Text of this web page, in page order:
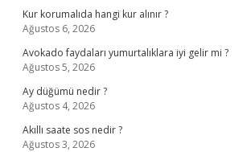
Kur korumalıda hangi kur alınır ?
Ağustos 6, 2026
Avokado faydaları yumurtalıklara iyi gelir mi ?
Ağustos 5, 2026
Ay düğümü nedir ?
Ağustos 4, 2026
Akıllı saate sos nedir ?
Ağustos 3, 2026